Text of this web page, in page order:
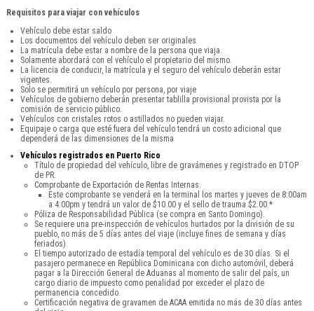
Requisitos para viajar con vehículos
Vehículo debe estar saldo
Los documentos del vehículo deben ser originales.
La matrícula debe estar a nombre de la persona que viaja.
Solamente abordará con el vehículo el propietario del mismo.
La licencia de conducir, la matrícula y el seguro del vehículo deberán estar
vigentes.
Solo se permitirá un vehículo por persona, por viaje
Vehículos de gobierno deberán presentar tablilla provisional provista por la
comisión de servicio público.
Vehículos con cristales rotos o astillados no pueden viajar.
Equipaje o carga que esté fuera del vehículo tendrá un costo adicional que
dependerá de las dimensiones de la misma
Vehículos registrados en Puerto Rico
Título de propiedad del vehículo, libre de gravámenes y registrado en DTOP
de PR.
Comprobante de Exportación de Rentas Internas.
Este comprobante se venderá en la terminal los martes y jueves de 8:00am
a 4:00pm y tendrá un valor de $10.00 y el sello de trauma $2.00.*
Póliza de Responsabilidad Pública (se compra en Santo Domingo).
Se requiere una pre-inspección de vehículos hurtados por la división de su
pueblo, no más de 5 días antes del viaje (incluye fines de semana y días
feriados).
El tiempo autorizado de estadía temporal del vehículo es de 30 días. Si el
pasajero permanece en República Dominicana con dicho automóvil, deberá
pagar a la Dirección General de Aduanas al momento de salir del país, un
cargo diario de impuesto como penalidad por exceder el plazo de
permanencia concedido.
Certificación negativa de gravamen de ACAA emitida no más de 30 días antes